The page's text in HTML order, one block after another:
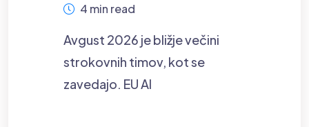
4 min read
Avgust 2026 je bližje večini
strokovnih timov, kot se
zavedajo. EU AI